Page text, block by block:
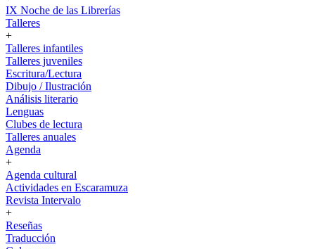
IX Noche de las Librerías
Talleres
+
Talleres infantiles
Talleres juveniles
Escritura/Lectura
Dibujo / Ilustración
Análisis literario
Lenguas
Clubes de lectura
Talleres anuales
Agenda
+
Agenda cultural
Actividades en Escaramuza
Revista Intervalo
+
Reseñas
Traducción